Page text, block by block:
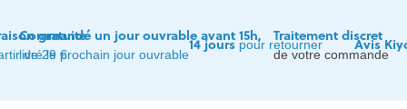
gratuite
de 29 €
Commandé un jour ouvrable avant 15h,
livré le prochain jour ouvrable
14 jourspour retourner
Traitement discret
de votre commande
Avis